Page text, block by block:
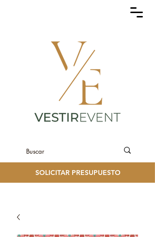
SOLICITAR PRESUPUESTO